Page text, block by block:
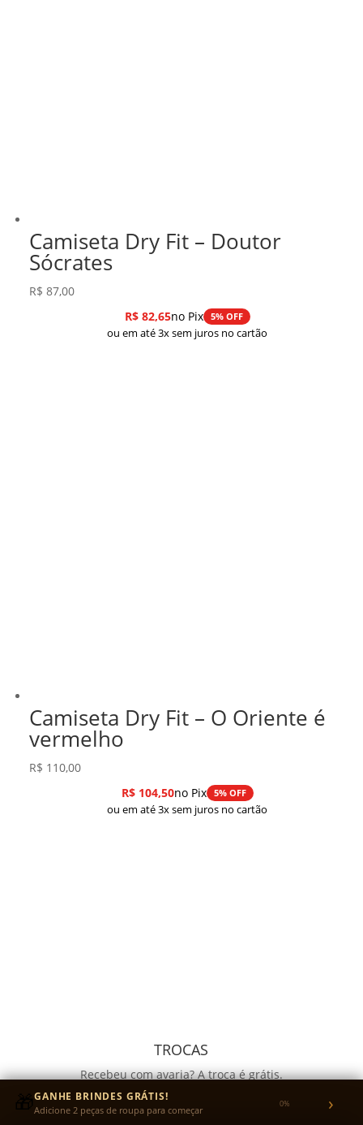
Camiseta Dry Fit – Doutor
Sócrates
R$ 87,00
R$82,65no Pix 5% OFF
ou em até 3x sem juros no cartão
Camiseta Dry Fit – O Oriente é
vermelho
R$ 110,00
R$104,50no Pix 5% OFF
ou em até 3x sem juros no cartão
TROCAS
Recebeu com avaria? A troca é grátis.
Quer trocar o tamanho? Você envia a peça e nós
pagamos o reenvio.
🎁GANHE BRINDES GRÁTIS!
Adicione 2 peças de roupa para começar 0% ›